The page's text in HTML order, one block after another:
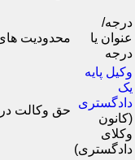
درجه/
عنوان یا
درجه
محدودیت
وکیل پایه
یک
دادگستری
(کانون
وکلای
دادگستری)
حق وکالت